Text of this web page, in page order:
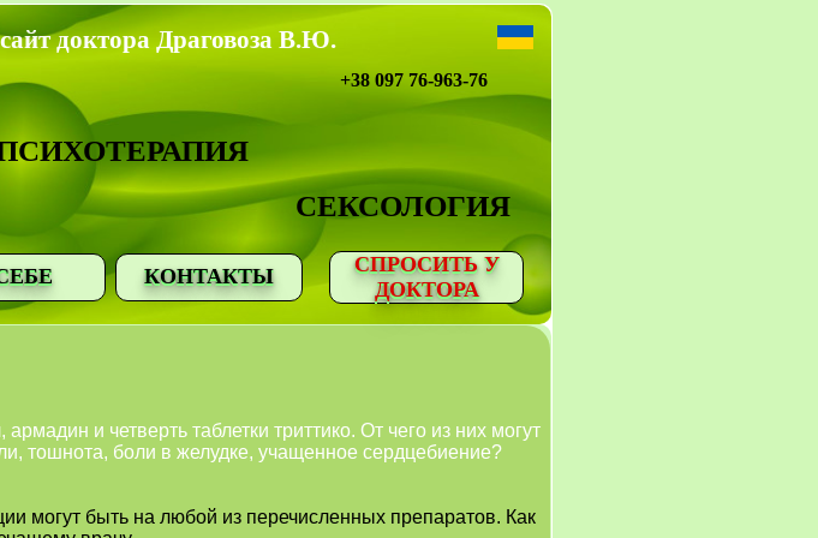
доктора Драговоза В.Ю.
+38 097 76-963-76
СЕКСОЛОГИЯ
КОНТАКТЫ
СПРОСИТЬ У
ДОКТОРА
и четверть таблетки триттико. От чего из них могут
тошнота, боли в желудке, учащенное сердцебиение?
могут быть на любой из перечисленных препаратов. Как